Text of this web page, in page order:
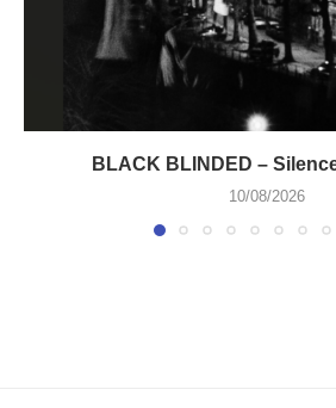
BLACK BLINDED –
10/08/2026